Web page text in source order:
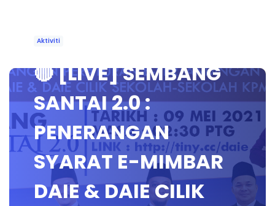
Aktiviti
🔴 [LIVE] SEMBANG
SANTAI 2.0 :
PENERANGAN
SYARAT E-MIMBAR
DAIE & DAIE CILIK